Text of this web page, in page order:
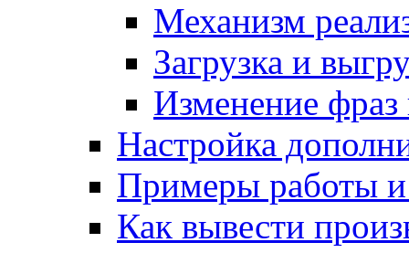
Механизм
Загрузка и
Изменение
Настройка
Примеры работы
Как вывести